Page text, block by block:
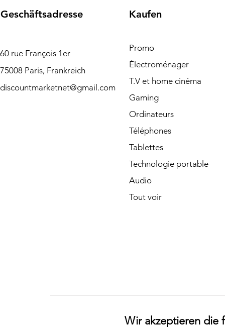
Geschäftsadresse
60 rue François 1er
75008 Paris, Frankreich
discountmarketnet@gmail.com
Kaufen
Promo
Électroménager
T.V et home cinéma
Gaming
Ordinateurs
Téléphones
Tablettes
Technologie portable
Audio
Tout voir
Wir akzeptieren die